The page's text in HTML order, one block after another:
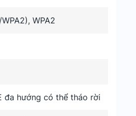
WPA2
đa hướng có thể tháo rời